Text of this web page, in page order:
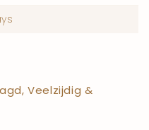
Veelzijdig &